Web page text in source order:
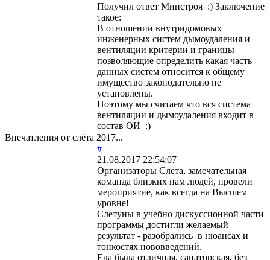
Получил ответ Минстроя :) Заключение
такое:
В отношении внутридомовых
инженерных систем дымоудаления и
вентиляции критерии и границы
позволяющие определить какая часть
данных систем относится к общему
имущество законодательно не
установлены.
Поэтому мы считаем что вся система
вентиляции и дымоудаления входит в
состав ОИ :)
Впечатления от слёта 2017...
#
21.08.2017 22:54:07
Организаторы Слета, замечательная
команда близких нам людей, провели
мероприятие, как всегда на Высшем
уровне!
Слетуны в учебно дискуссионной части
программы достигли желаемый
результат - разобрались в нюансах и
тонкостях нововведений.
Еда была отличная, санаторская, без